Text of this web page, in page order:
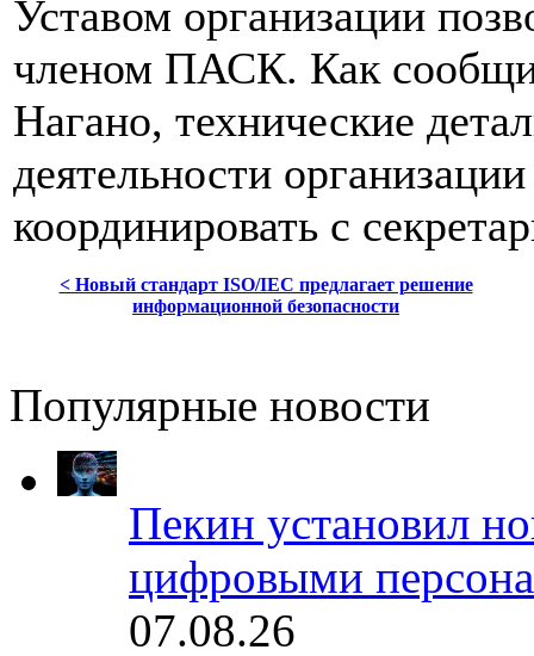
Уставом организации
членом ПАСК. Как
Нагано, технические
деятельности
координировать с
< Новый стандарт ISO/IEC предлагает решение
информационной безопасности
Популярные новости
Пекин установил
цифровыми
07.08.26